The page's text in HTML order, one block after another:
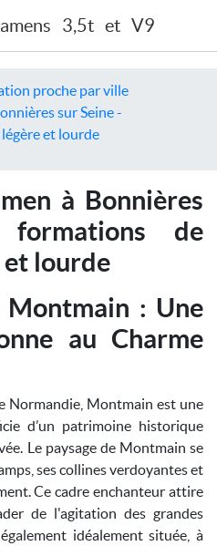
3,5t et V9
proche par ville
sur Seine -
et lourde
à Bonnières
de
et lourde
Montmain : Une
au Charme
Normandie, Montmain est une
d’un patrimoine historique
Le paysage de Montmain se
ses collines verdoyantes et
Ce cadre enchanteur attire
de l'agitation des grandes
idéalement située, à